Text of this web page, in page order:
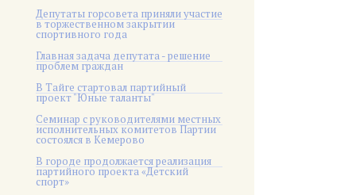
Депутаты горсовета приняли участие
в торжественном закрытии
спортивного года
Главная задача депутата - решение
проблем граждан
В Тайге стартовал партийный
проект "Юные таланты"
Семинар с руководителями местных
исполнительных комитетов Партии
состоялся в Кемерово
В городе продолжается реализация
партийного проекта «Детский
спорт»